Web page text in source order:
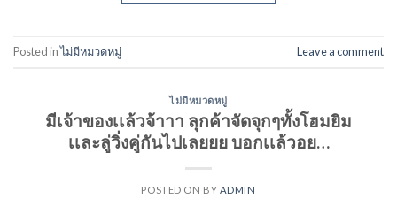
Posted inไม่มีหมวดหมู่ Leave a comment
ไม่มีหมวดหมู่
มีเจ้าของเเล้วจ้าาา ลุกค้าจัดจุกๆทั้งโฮมยิม
เเละลู่วิ่งคู่กันไปเลยยย บอกเเล้วอย…
POSTED ON BY ADMIN